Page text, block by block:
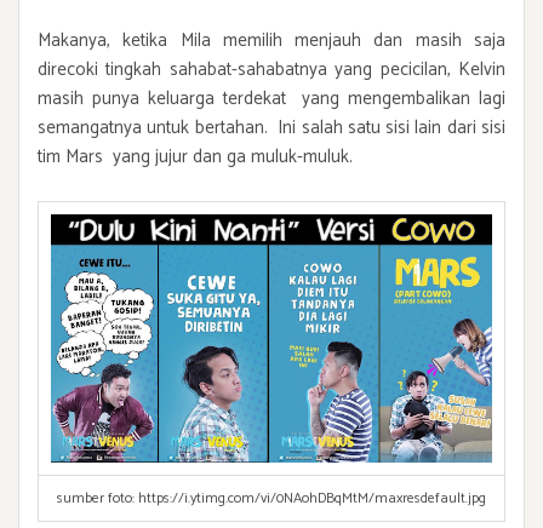
Makanya, ketika Mila memilih menjauh dan masih saja
direcoki tingkah sahabat-sahabatnya yang pecicilan, Kelvin
masih punya keluarga terdekat yang mengembalikan lagi
semangatnya untuk bertahan. Ini salah satu sisi lain dari sisi
tim Mars yang jujur dan ga muluk-muluk.
sumber foto: https://i.ytimg.com/vi/0NAohDBqMtM/maxresdefault.jpg